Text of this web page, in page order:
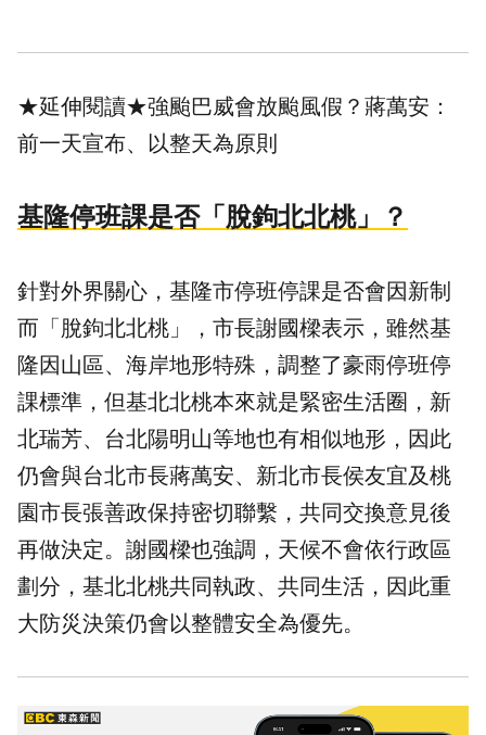
★延伸閱讀★強颱巴威會放颱風假？蔣萬安：
前一天宣布、以整天為原則
基隆停班課是否「脫鉤北北桃」？
針對外界關心，基隆市停班停課是否會因新制
而「脫鉤北北桃」，市長謝國樑表示，雖然基
隆因山區、海岸地形特殊，調整了豪雨停班停
課標準，但基北北桃本來就是緊密生活圈，新
北瑞芳、台北陽明山等地也有相似地形，因此
仍會與台北市長蔣萬安、新北市長侯友宜及桃
園市長張善政保持密切聯繫，共同交換意見後
再做決定。謝國樑也強調，天候不會依行政區
劃分，基北北桃共同執政、共同生活，因此重
大防災決策仍會以整體安全為優先。